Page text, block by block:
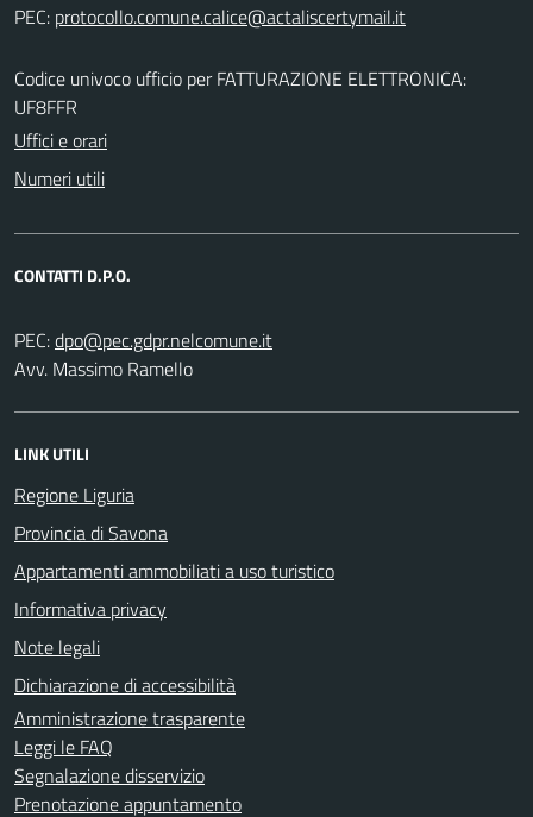
PEC:
Codice univoco ufficio per FATTURAZIONE ELETTRONICA:
UF8FFR
Uffici e orari
Numeri utili
CONTATTI D.P.O.
PEC:
Avv. Massimo Ramello
LINK UTILI
Regione Liguria
Provincia di Savona
Appartamenti ammobiliati a uso turistico
Informativa privacy
Note legali
Dichiarazione di accessibilità
Amministrazione trasparente
Leggi le FAQ
Segnalazione disservizio
Prenotazione appuntamento